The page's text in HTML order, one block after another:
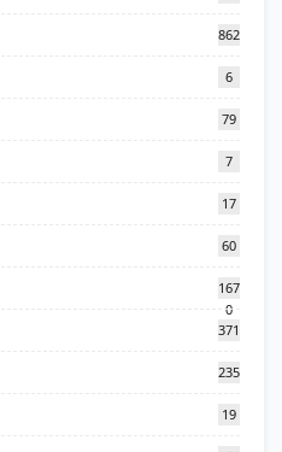
862
6
79
7
17
60
167
0
371
235
19